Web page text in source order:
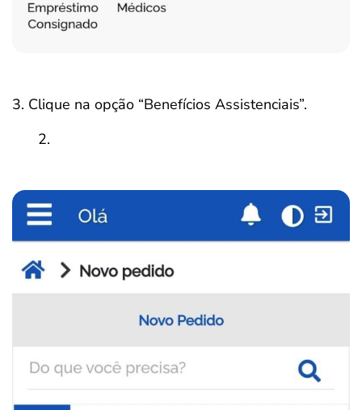
3. Clique na opção “Benefícios Assistenciais”.